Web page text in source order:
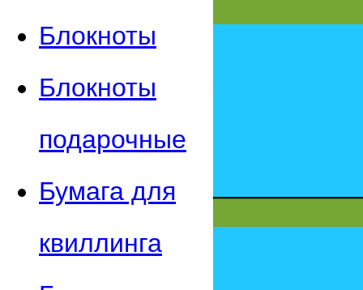
Блокноты
Блокноты
подарочные
Бумага для
квиллинга